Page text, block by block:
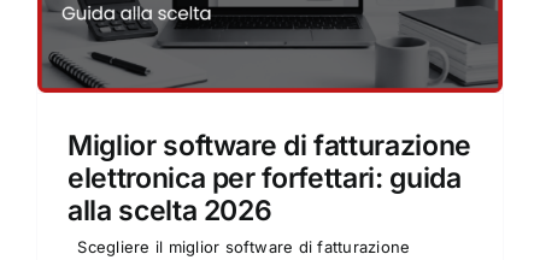
Miglior software di fatturazione
elettronica per forfettari: guida
alla scelta 2026
Scegliere il miglior software di fatturazione